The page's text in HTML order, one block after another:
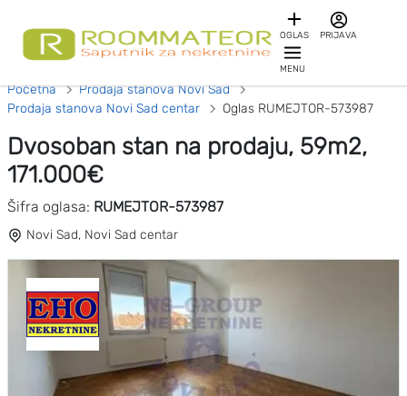
OGLAS PRIJAVA
MENU
Početna
Prodaja stanova Novi Sad
Prodaja stanova Novi Sad centar
Oglas RUMEJTOR-573987
Dvosoban stan na prodaju, 59m2,
171.000€
Šifra oglasa: RUMEJTOR-573987
Novi Sad, Novi Sad centar